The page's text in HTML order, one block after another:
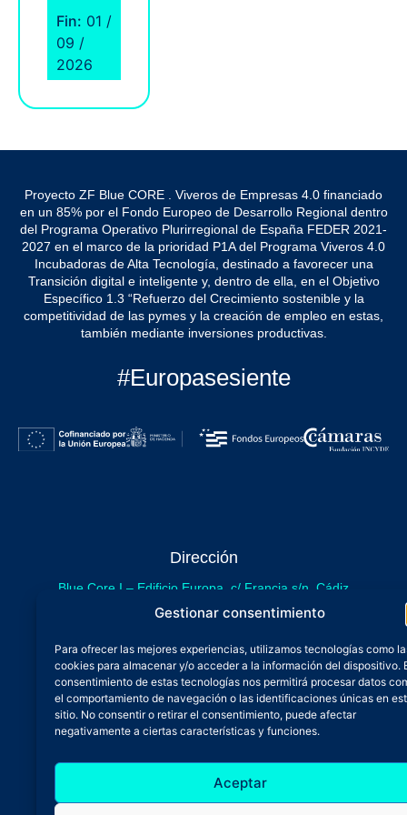
Gestionar consentimiento
Para ofrecer las mejores experiencias, utilizamos tecnologías como
cookies para almacenar y/o acceder a la información del dispositivo.
consentimiento de estas tecnologías nos permitirá procesar datos
el comportamiento de navegación o las identificaciones únicas en
sitio. No consentir o retirar el consentimiento, puede afectar
negativamente a ciertas características y funciones.
Aceptar
Fin: 01 /
09 /
2026
Proyecto ZF Blue CORE . Viveros de Empresas 4.0 financiado
en un 85% por el Fondo Europeo de Desarrollo Regional dentro
del Programa Operativo Plurirregional de España FEDER 2021-
2027 en el marco de la prioridad P1A del Programa Viveros 4.0
Incubadoras de Alta Tecnología, destinado a favorecer una
Transición digital e inteligente y, dentro de ella, en el Objetivo
Específico 1.3 “Refuerzo del Crecimiento sostenible y la
competitividad de las pymes y la creación de empleo en estas,
también mediante inversiones productivas.
#Europasesiente
Dirección
Blue Core I – Edificio Europa, c/ Francia s/n. Cádiz
sede provisional de Blue Core - Incubazul
próximamente.
Teléfono y Whatsapp
600 515 071
De lunes a viernes
Oficina 24/7
Atención continuada
Email